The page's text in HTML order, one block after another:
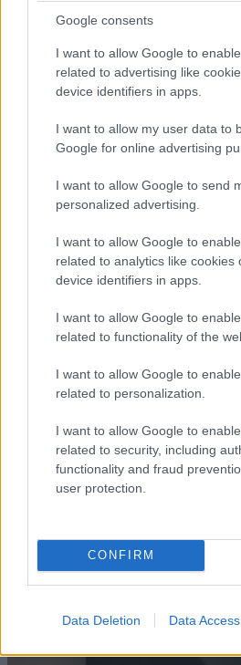
Google consents
I want to allow Google to
related to advertising like
device identifiers in apps.
I want to allow my user data to
Google for online advertising
I want to allow Google to send
personalized advertising.
I want to allow Google to
related to analytics like cookies
device identifiers in apps.
I want to allow Google to
related to functionality of the
I want to allow Google to
related to personalization.
I want to allow Google to
related to security, including
functionality and fraud
user protection.
CONFIRM
Data Deletion Data Access
Να ραφτεις
Γιατί έχει ξαναγεμίσει ο
έρχεται η ώρα να
@green
Να ραφτεις γιατί θα σου